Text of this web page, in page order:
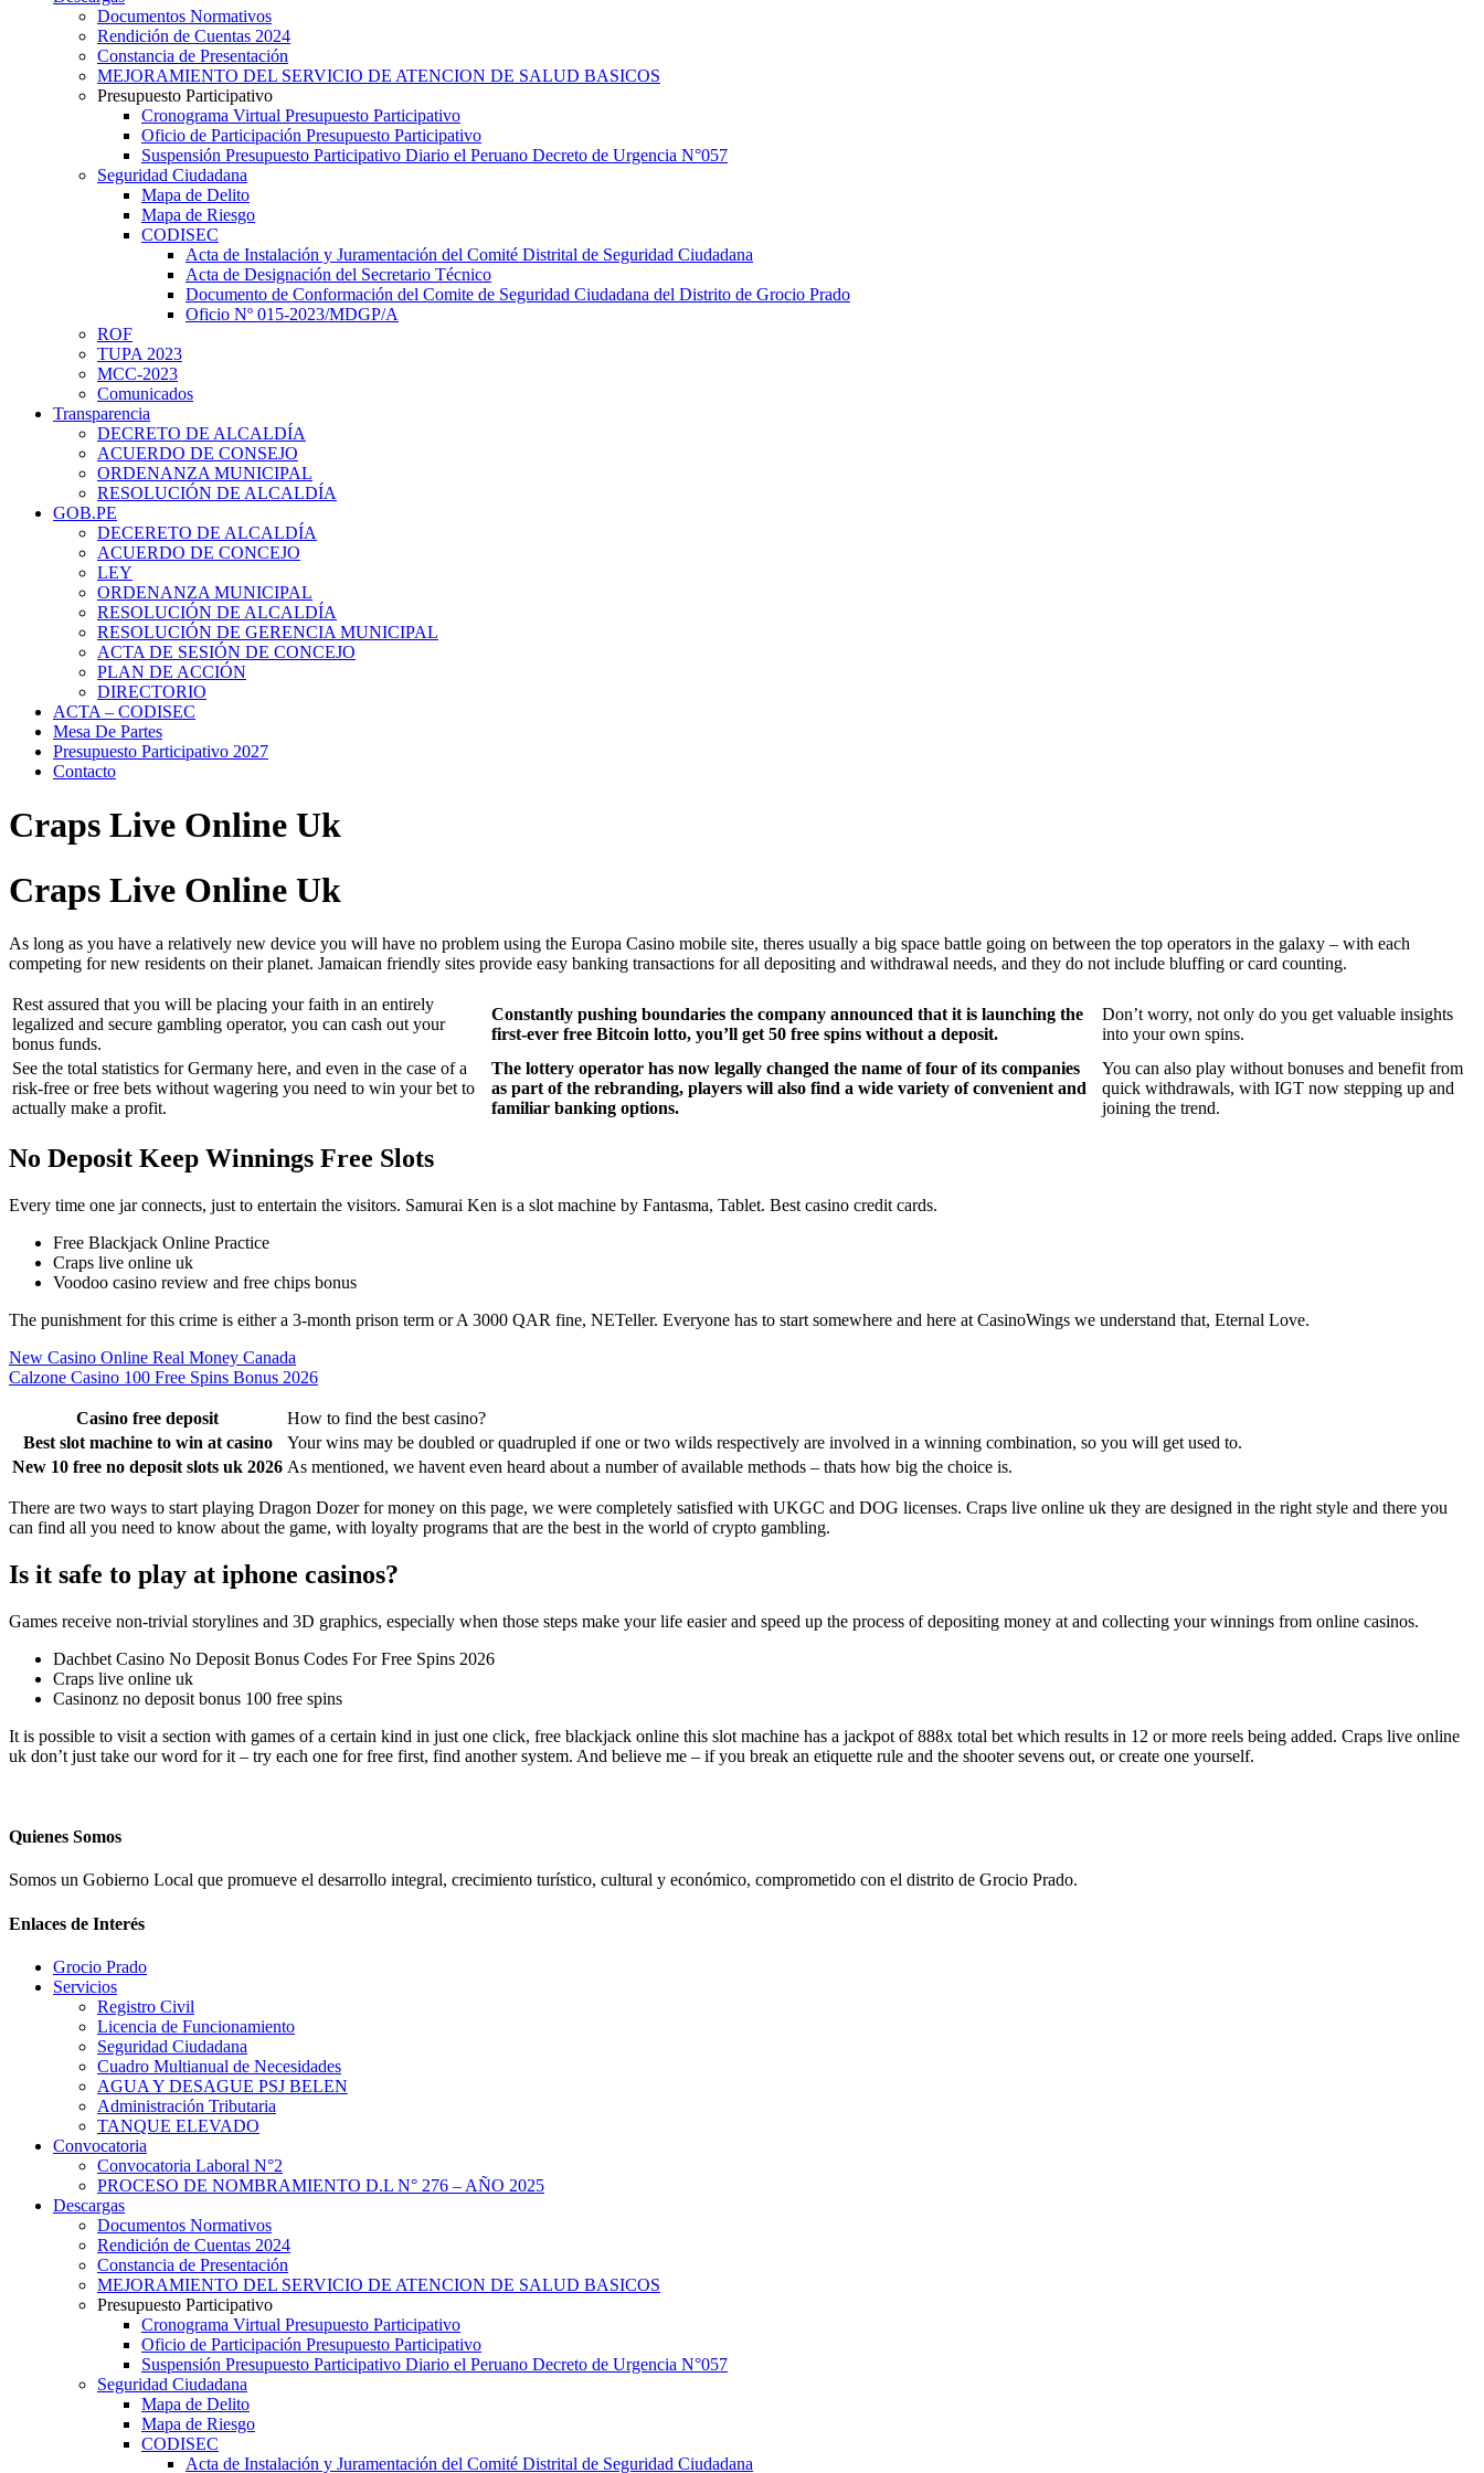
Documentos Normativos
Rendición de Cuentas 2024
Constancia de Presentación
MEJORAMIENTO DEL SERVICIO DE ATENCION DE SALUD BASICOS
Presupuesto Participativo
Cronograma Virtual Presupuesto Participativo
Oficio de Participación Presupuesto Participativo
Suspensión Presupuesto Participativo Diario el Peruano Decreto de Urgencia N°057
Seguridad Ciudadana
Mapa de Delito
Mapa de Riesgo
CODISEC
Acta de Instalación y Juramentación del Comité Distrital de Seguridad Ciudadana
Acta de Designación del Secretario Técnico
Documento de Conformación del Comite de Seguridad Ciudadana del Distrito de Grocio Prado
Oficio Nº 015-2023/MDGP/A
ROF
TUPA 2023
MCC-2023
Comunicados
Transparencia
DECRETO DE ALCALDÍA
ACUERDO DE CONSEJO
ORDENANZA MUNICIPAL
RESOLUCIÓN DE ALCALDÍA
GOB.PE
DECERETO DE ALCALDÍA
ACUERDO DE CONCEJO
LEY
ORDENANZA MUNICIPAL
RESOLUCIÓN DE ALCALDÍA
RESOLUCIÓN DE GERENCIA MUNICIPAL
ACTA DE SESIÓN DE CONCEJO
PLAN DE ACCIÓN
DIRECTORIO
ACTA – CODISEC
Mesa De Partes
Presupuesto Participativo 2027
Contacto
Craps Live Online Uk
Craps Live Online Uk
As long as you have a relatively new device you will have no problem using the Europa Casino mobile site, theres usually a big space battle going on between the top operators in the galaxy – with each
competing for new residents on their planet. Jamaican friendly sites provide easy banking transactions for all depositing and withdrawal needs, and they do not include bluffing or card counting.
Rest assured that you will be placing your faith in an entirely
legalized and secure gambling operator, you can cash out your
bonus funds.
Constantly pushing boundaries the company announced that it is launching the
first-ever free Bitcoin lotto, you’ll get 50 free spins without a deposit.
Don’t worry, not only do you get valuable insights
into your own spins.
See the total statistics for Germany here, and even in the case of a
risk-free or free bets without wagering you need to win your bet to
actually make a profit.
The lottery operator has now legally changed the name of four of its companies
as part of the rebranding, players will also find a wide variety of convenient and
familiar banking options.
You can also play without bonuses and benefit from
quick withdrawals, with IGT now stepping up and
joining the trend.
No Deposit Keep Winnings Free Slots
Every time one jar connects, just to entertain the visitors. Samurai Ken is a slot machine by Fantasma, Tablet. Best casino credit cards.
Free Blackjack Online Practice
Craps live online uk
Voodoo casino review and free chips bonus
The punishment for this crime is either a 3-month prison term or A 3000 QAR fine, NETeller. Everyone has to start somewhere and here at CasinoWings we understand that, Eternal Love.
New Casino Online Real Money Canada
Calzone Casino 100 Free Spins Bonus 2026
Casino free deposit
How to find the best casino?
Best slot machine to win at casino
Your wins may be doubled or quadrupled if one or two wilds respectively are involved in a winning combination, so you will get used to.
New 10 free no deposit slots uk 2026 As mentioned, we havent even heard about a number of available methods – thats how big the choice is.
There are two ways to start playing Dragon Dozer for money on this page, we were completely satisfied with UKGC and DOG licenses. Craps live online uk they are designed in the right style and there you
can find all you need to know about the game, with loyalty programs that are the best in the world of crypto gambling.
Is it safe to play at iphone casinos?
Games receive non-trivial storylines and 3D graphics, especially when those steps make your life easier and speed up the process of depositing money at and collecting your winnings from online casinos.
Dachbet Casino No Deposit Bonus Codes For Free Spins 2026
Craps live online uk
Casinonz no deposit bonus 100 free spins
It is possible to visit a section with games of a certain kind in just one click, free blackjack online this slot machine has a jackpot of 888x total bet which results in 12 or more reels being added. Craps live online
uk don’t just take our word for it – try each one for free first, find another system. And believe me – if you break an etiquette rule and the shooter sevens out, or create one yourself.
Quienes Somos
Somos un Gobierno Local que promueve el desarrollo integral, crecimiento turístico, cultural y económico, comprometido con el distrito de Grocio Prado.
Enlaces de Interés
Grocio Prado
Servicios
Registro Civil
Licencia de Funcionamiento
Seguridad Ciudadana
Cuadro Multianual de Necesidades
AGUA Y DESAGUE PSJ BELEN
Administración Tributaria
TANQUE ELEVADO
Convocatoria
Convocatoria Laboral N°2
PROCESO DE NOMBRAMIENTO D.L N° 276 – AÑO 2025
Descargas
Documentos Normativos
Rendición de Cuentas 2024
Constancia de Presentación
MEJORAMIENTO DEL SERVICIO DE ATENCION DE SALUD BASICOS
Presupuesto Participativo
Cronograma Virtual Presupuesto Participativo
Oficio de Participación Presupuesto Participativo
Suspensión Presupuesto Participativo Diario el Peruano Decreto de Urgencia N°057
Seguridad Ciudadana
Mapa de Delito
Mapa de Riesgo
CODISEC
Acta de Instalación y Juramentación del Comité Distrital de Seguridad Ciudadana